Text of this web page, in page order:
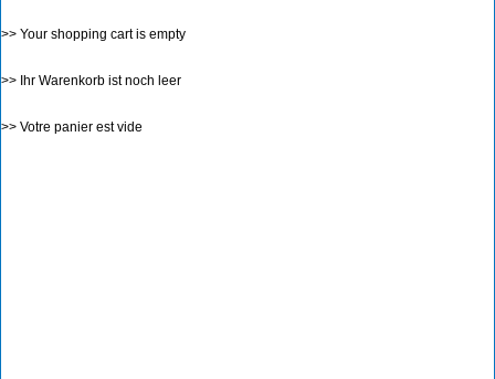
>> Your shopping cart is empty
>> Ihr Warenkorb ist noch leer
>> Votre panier est vide